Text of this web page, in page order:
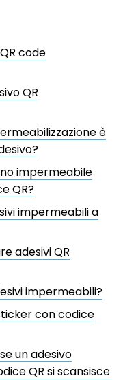
code
QR
è
impermeabile
QR?
impermeabili a
adesivi QR
impermeabili?
con codice
un adesivo
QR si scansisce